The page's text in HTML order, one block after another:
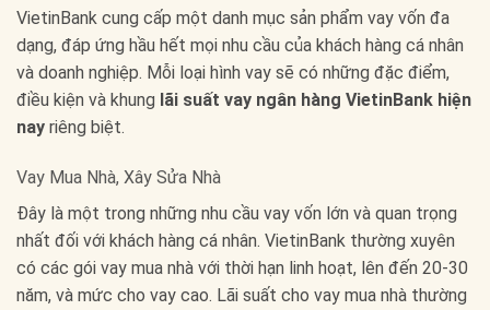
VietinBank cung cấp một danh mục sản phẩm vay vốn đa
dạng, đáp ứng hầu hết mọi nhu cầu của khách hàng cá nhân
và doanh nghiệp. Mỗi loại hình vay sẽ có những đặc điểm,
điều kiện và khung lãi suất vay ngân hàng VietinBank hiện
nay riêng biệt.
Vay Mua Nhà, Xây Sửa Nhà
Đây là một trong những nhu cầu vay vốn lớn và quan trọng
nhất đối với khách hàng cá nhân. VietinBank thường xuyên
có các gói vay mua nhà với thời hạn linh hoạt, lên đến 20-30
năm, và mức cho vay cao. Lãi suất cho vay mua nhà thường